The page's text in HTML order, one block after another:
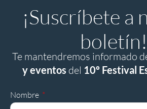
¡Suscríbete a
boletín!
Te mantendremos informado
y eventos del 10º Festival
Nombre